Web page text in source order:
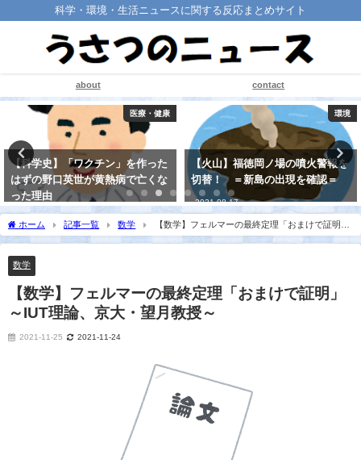
科学・環境・生活ニュースに関する反応まとめサイト
about contact
医療・健康
【科学史】「ワクチン」を作った
はずの野口英世が黄熱病で亡くな
った理由
環境
【火山】福徳岡ノ場の噴火警報を
切替！ ＝新島の出現を確認＝
2021-08-17
ホーム 記事一覧 数学
【数学】フェルマーの最終定理「おまけで証明」
～IUT理論、京大・望月教授～
数学
【数学】フェルマーの最終定理「おまけで証明」
～IUT理論、京大・望月教授～
2021-11-25 2021-11-24